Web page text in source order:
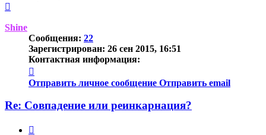
началу
Shine
Сообщения: 22
Зарегистрирован: 26 сен 2015, 16:51
Контактная информация:
информация
пользователя
Отправить личное сообщение Отправить email
Re: Совпадение или реинкарнация?